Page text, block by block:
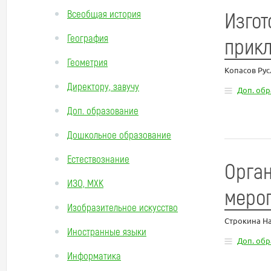
Всеобщая история
География
Геометрия
Директору, завучу
Доп. образование
Дошкольное образование
Естествознание
ИЗО, МХК
Изобразительное искусство
Иностранные языки
Информатика
Копасов
Доп.
Строкина
Доп.